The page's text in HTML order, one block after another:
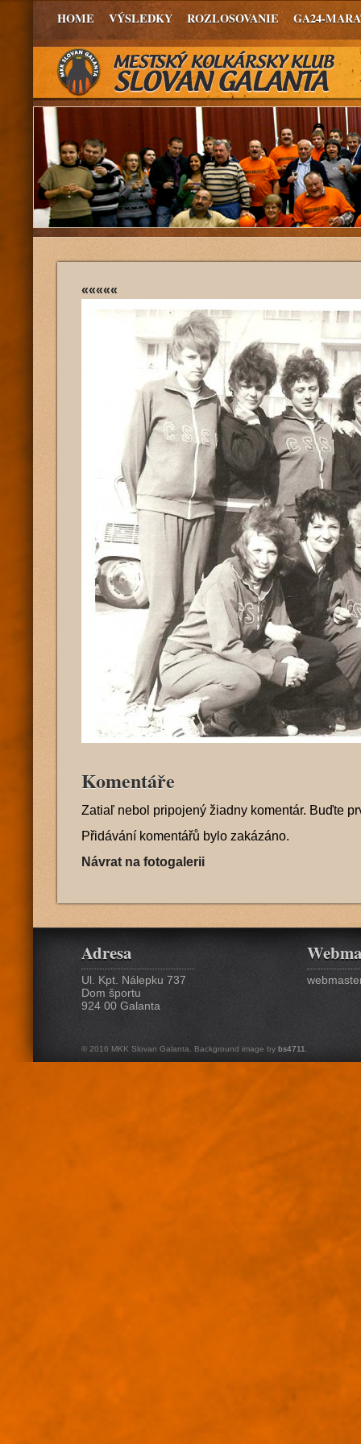
HOME VÝSLEDKY ROZLOSOVANIE GA24-
«««««
Komentáře
Zatiaľ nebol pripojený žiadny komentár. Buďte
Přidávání komentářů bylo zakázáno.
Návrat na fotogalerii
Adresa
Ul. Kpt. Nálepku 737
Dom športu
924 00 Galanta
© 2016 MKK Slovan Galanta. Background image by bs4711